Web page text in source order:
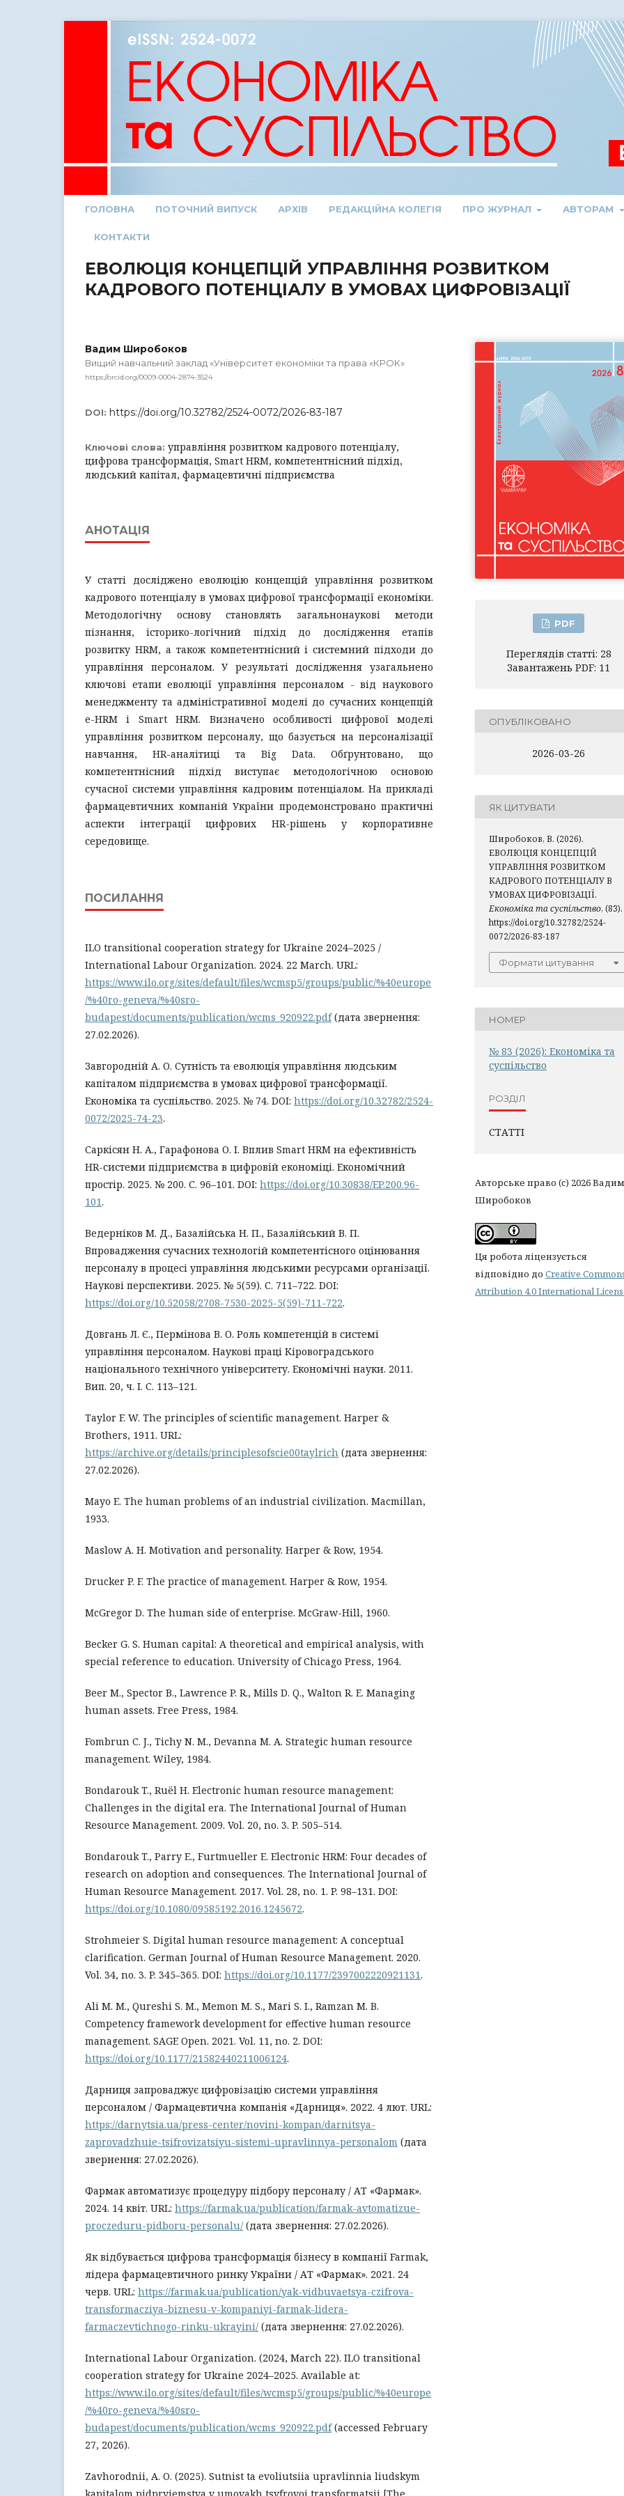
ГОЛОВНА ПОТОЧНИЙ ВИПУСК АРХІВ РЕДАКЦІЙНА КОЛЕГІЯ ПРО ЖУРНАЛ АВТОРАМ
КОНТАКТИ
ЕВОЛЮЦІЯ КОНЦЕПЦІЙ УПРАВЛІННЯ РОЗВИТКОМ
КАДРОВОГО ПОТЕНЦІАЛУ В УМОВАХ ЦИФРОВІЗАЦІЇ
Вадим Широбоков
Вищий навчальний заклад «Університет економіки та права «КРОК»
https://orcid.org/0009-0004-2874-3524
DOI: https://doi.org/10.32782/2524-0072/2026-83-187
Ключові слова: управління розвитком кадрового потенціалу,
цифрова трансформація, Smart HRM, компетентнісний підхід,
людський капітал, фармацевтичні підприємства
АНОТАЦІЯ
У статті досліджено еволюцію концепцій управління розвитком
кадрового потенціалу в умовах цифрової трансформації економіки.
Методологічну основу становлять загальнонаукові методи
пізнання, історико-логічний підхід до дослідження етапів
розвитку HRM, а також компетентнісний і системний підходи до
управління персоналом. У результаті дослідження узагальнено
ключові етапи еволюції управління персоналом - від наукового
менеджменту та адміністративної моделі до сучасних концепцій
e-HRM і Smart HRM. Визначено особливості цифрової моделі
управління розвитком персоналу, що базується на персоналізації
навчання, HR-аналітиці та Big Data. Обґрунтовано, що
компетентнісний підхід виступає методологічною основою
сучасної системи управління кадровим потенціалом. На прикладі
фармацевтичних компаній України продемонстровано практичні
аспекти інтеграції цифрових HR-рішень у корпоративне
середовище.
ПОСИЛАННЯ
ILO transitional cooperation strategy for Ukraine 2024–2025 /
International Labour Organization. 2024. 22 March. URL:
https://www.ilo.org/sites/default/files/wcmsp5/groups/public/%40europe
/%40ro-geneva/%40sro-
budapest/documents/publication/wcms_920922.pdf(дата звернення:
27.02.2026).
Завгородній А. О. Сутність та еволюція управління людським
капіталом підприємства в умовах цифрової трансформації.
Економіка та суспільство. 2025. № 74. DOI: https://doi.org/10.32782/2524-
0072/2025-74-23.
Саркісян Н. А., Гарафонова О. І. Вплив Smart HRM на ефективність
HR-системи підприємства в цифровій економіці. Економічний
простір. 2025. № 200. С. 96–101. DOI: https://doi.org/10.30838/EP.200.96-
101.
Ведерніков М. Д., Базалійська Н. П., Базалійський В. П.
Впровадження сучасних технологій компетентісного оцінювання
персоналу в процесі управління людськими ресурсами організації.
Наукові перспективи. 2025. № 5(59). С. 711–722. DOI:
https://doi.org/10.52058/2708-7530-2025-5(59)-711-722.
Довгань Л. Є., Пермінова В. О. Роль компетенцій в системі
управління персоналом. Наукові праці Кіровоградського
національного технічного університету. Економічні науки. 2011.
Вип. 20, ч. І. С. 113–121.
Taylor F. W. The principles of scientific management. Harper &
Brothers, 1911. URL:
https://archive.org/details/principlesofscie00taylrich (дата звернення:
27.02.2026).
Mayo E. The human problems of an industrial civilization. Macmillan,
1933.
Maslow A. H. Motivation and personality. Harper & Row, 1954.
Drucker P. F. The practice of management. Harper & Row, 1954.
McGregor D. The human side of enterprise. McGraw-Hill, 1960.
Becker G. S. Human capital: A theoretical and empirical analysis, with
special reference to education. University of Chicago Press, 1964.
Beer M., Spector B., Lawrence P. R., Mills D. Q., Walton R. E. Managing
human assets. Free Press, 1984.
Fombrun C. J., Tichy N. M., Devanna M. A. Strategic human resource
management. Wiley, 1984.
Bondarouk T., Ruël H. Electronic human resource management:
Challenges in the digital era. The International Journal of Human
Resource Management. 2009. Vol. 20, no. 3. P. 505–514.
Bondarouk T., Parry E., Furtmueller E. Electronic HRM: Four decades of
research on adoption and consequences. The International Journal of
Human Resource Management. 2017. Vol. 28, no. 1. P. 98–131. DOI:
https://doi.org/10.1080/09585192.2016.1245672.
Strohmeier S. Digital human resource management: A conceptual
clarification. German Journal of Human Resource Management. 2020.
Vol. 34, no. 3. P. 345–365. DOI: https://doi.org/10.1177/2397002220921131.
Ali M. M., Qureshi S. M., Memon M. S., Mari S. I., Ramzan M. B.
Competency framework development for effective human resource
management. SAGE Open. 2021. Vol. 11, no. 2. DOI:
https://doi.org/10.1177/21582440211006124.
Дарниця запроваджує цифровізацію системи управління
персоналом / Фармацевтична компанія «Дарниця». 2022. 4 лют. URL:
https://darnytsia.ua/press-center/novini-kompan/darnitsya-
zaprovadzhuie-tsifrovizatsiyu-sistemi-upravlinnya-personalom (дата
звернення: 27.02.2026).
Фармак автоматизує процедуру підбору персоналу / АТ «Фармак».
2024. 14 квіт. URL: https://farmak.ua/publication/farmak-avtomatizue-
proczeduru-pidboru-personalu/ (дата звернення: 27.02.2026).
Як відбувається цифрова трансформація бізнесу в компанії Farmak,
лідера фармацевтичного ринку України / АТ «Фармак». 2021. 24
черв. URL: https://farmak.ua/publication/yak-vidbuvaetsya-czifrova-
transformacziya-biznesu-v-kompaniyi-farmak-lidera-
farmaczevtichnogo-rinku-ukrayini/ (дата звернення: 27.02.2026).
International Labour Organization. (2024, March 22). ILO transitional
cooperation strategy for Ukraine 2024–2025. Available at:
https://www.ilo.org/sites/default/files/wcmsp5/groups/public/%40europe
/%40ro-geneva/%40sro-
budapest/documents/publication/wcms_920922.pdf(accessed February
27, 2026).
Zavhorodnii, A. O. (2025). Sutnist ta evoliutsiia upravlinnia liudskym
PDF
Переглядів статті: 28
Завантажень PDF: 11
ОПУБЛІКОВАНО
2026-03-26
ЯК ЦИТУВАТИ
Широбоков, В. (2026).
ЕВОЛЮЦІЯ КОНЦЕПЦІЙ
УПРАВЛІННЯ РОЗВИТКОМ
КАДРОВОГО ПОТЕНЦІАЛУ В
УМОВАХ ЦИФРОВІЗАЦІЇ.
Економіка та суспільство, (83).
https://doi.org/10.32782/2524-
0072/2026-83-187
Формати цитування
НОМЕР
№ 83 (2026): Економіка та
суспільство
РОЗДІЛ
СТАТТІ
Авторське право (c) 2026 Вадим
Широбоков
Ця робота ліцензується
відповідно до Creative
Attribution 4.0 International